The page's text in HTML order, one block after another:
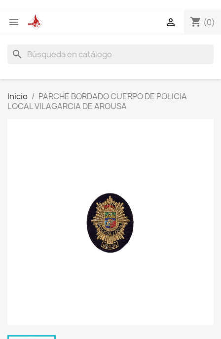
 shopping_cart (0)

search
Inicio
PARCHE BORDADO CUERPO DE POLICIA
LOCAL VILAGARCIA DE AROUSA